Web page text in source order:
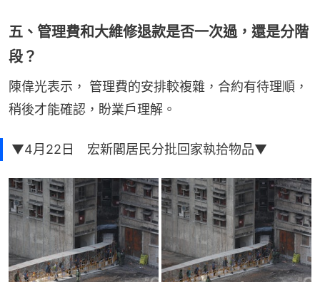
五、管理費和大維修退款是否一次過，還是分階
段？
陳偉光表示， 管理費的安排較複雜，合約有待理順，
稍後才能確認，盼業戶理解。
▼4月22日 宏新閣居民分批回家執拾物品▼